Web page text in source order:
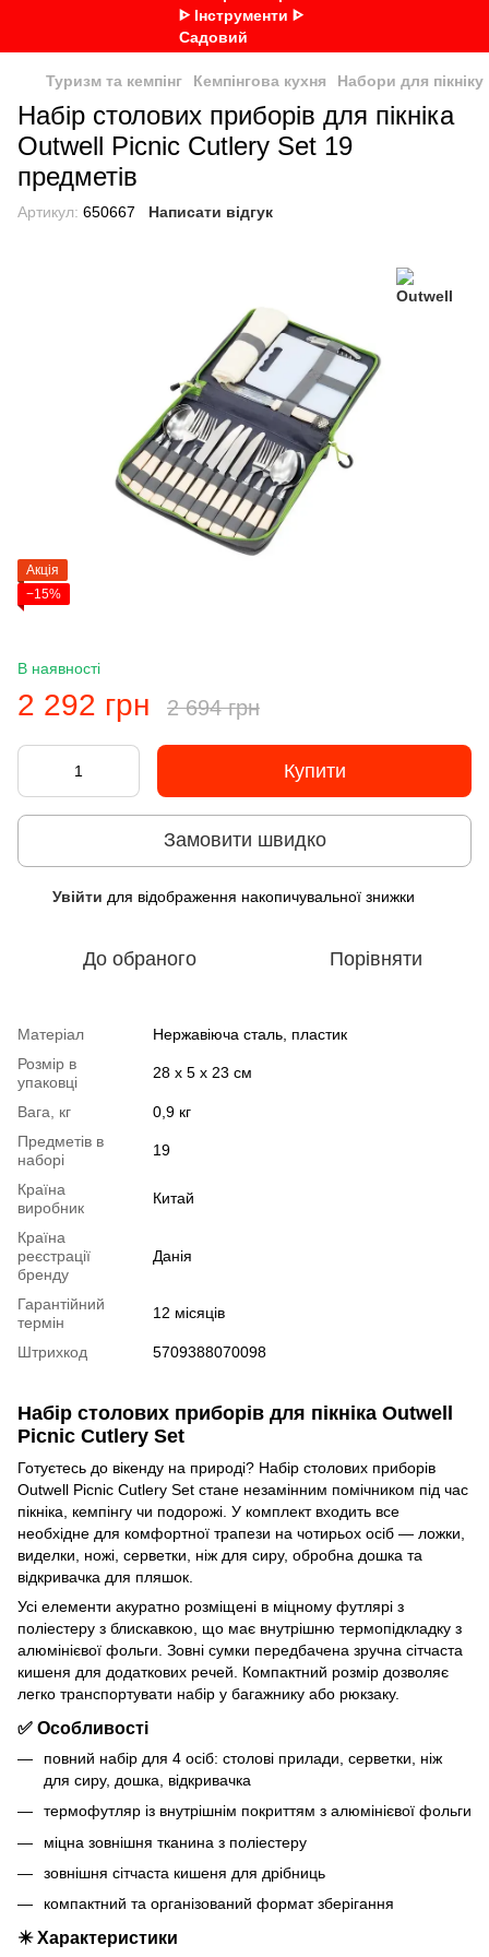
Туризм та кемпінг Кемпінгова кухня Набори для пікніку
Набір столових приборів для пікніка
Outwell Picnic Cutlery Set 19
предметів
Артикул: 650667 Написати відгук
Акція
−15%
В наявності
2 292 грн 2 694 грн
Купити
Замовити швидко
Увійти для відображення накопичувальної знижки
До обраного Порівняти
Матеріал
Нержавіюча сталь, пластик
Розмір в
упаковці
28 x 5 x 23 см
Вага, кг
0,9 кг
Предметів в
наборі
19
Країна
виробник
Китай
Країна
реєстрації
бренду
Данія
Гарантійний
термін
12 місяців
Штрихкод 5709388070098
Набір столових приборів для пікніка Outwell
Picnic Cutlery Set
Готуєтесь до вікенду на природі? Набір столових приборів
Outwell Picnic Cutlery Set стане незамінним помічником під час
пікніка, кемпінгу чи подорожі. У комплект входить все
необхідне для комфортної трапези на чотирьох осіб — ложки,
виделки, ножі, серветки, ніж для сиру, обробна дошка та
відкривачка для пляшок.
Усі елементи акуратно розміщені в міцному футлярі з
поліестеру з блискавкою, що має внутрішню термопідкладку з
алюмінієвої фольги. Зовні сумки передбачена зручна сітчаста
кишеня для додаткових речей. Компактний розмір дозволяє
легко транспортувати набір у багажнику або рюкзаку.
✅ Особливості
повний набір для 4 осіб: столові прилади, серветки, ніж
для сиру, дошка, відкривачка
термофутляр із внутрішнім покриттям з алюмінієвої фольги
міцна зовнішня тканина з поліестеру
зовнішня сітчаста кишеня для дрібниць
компактний та організований формат зберігання
✴️ Характеристики